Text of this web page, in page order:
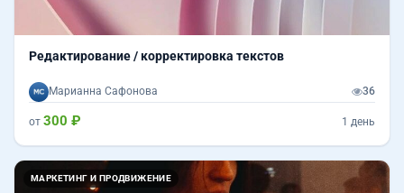
Редактирование / корректировка текстов
Марианна Сафонова 36
от 300 ₽ 1 день
МАРКЕТИНГ И ПРОДВИЖЕНИЕ